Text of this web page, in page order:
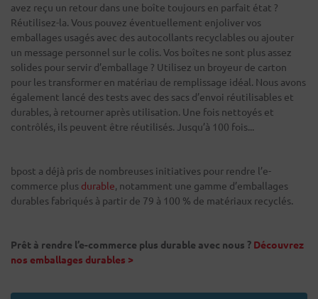
avez reçu un retour dans une boîte toujours en parfait état ?
Réutilisez-la. Vous pouvez éventuellement enjoliver vos
emballages usagés avec des autocollants recyclables ou ajouter
un message personnel sur le colis. Vos boîtes ne sont plus assez
solides pour servir d’emballage ? Utilisez un broyeur de carton
pour les transformer en matériau de remplissage idéal. Nous avons
également lancé des tests avec des sacs d’envoi réutilisables et
durables, à retourner après utilisation. Une fois nettoyés et
contrôlés, ils peuvent être réutilisés. Jusqu’à 100 fois...
bpost a déjà pris de nombreuses initiatives pour rendre l’e-
commerce plus durable, notamment une gamme d’emballages
durables fabriqués à partir de 79 à 100 % de matériaux recyclés.
Prêt à rendre l’e-commerce plus durable avec nous ? Découvrez
nos emballages durables >